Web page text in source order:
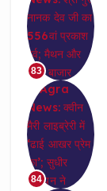
83
84